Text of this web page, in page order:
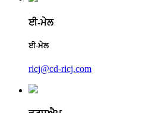
ਈ-ਮੇਲ
ਈ-ਮੇਲ
ricj@cd-ricj.com